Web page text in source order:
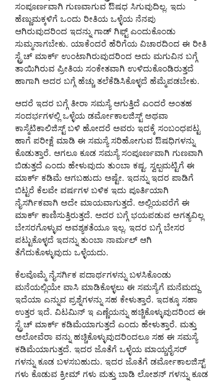
ಸಂಪೂರ್ಣವಾಗಿ ಗುಣವಾಗುವ ಔಷಧ ಸಿಗುವುದಿಲ್ಲ. ಇದು
ಹೆಣ್ಣುಮಕ್ಕಳಿಗೆ ಒಂದು ರೀತಿಯ ಒಳ್ಳೆಯ ನೆನಪು
ಆಗಿರುವುದರಿಂದ ಇದನ್ನು ಗಾಡ್ ಗಿಫ್ಟ್ ಎಂದುಕೊಂಡು
ಸುಮ್ಮನಾಗಬೇಕು. ಯಾಕೆಂದರೆ ಹೆರಿಗೆಯ ವಿಚಾರದಿಂದ ಈ ರೀತಿ
ಸ್ಟ್ರೆಚ್ ಮಾರ್ಕ್ ಉಂಟಾಗಿರುವುದರಿಂದ ಅದು ಮಗುವಿನ ಬಗ್ಗೆ
ತಾಯಿಗಿರುವ ಪ್ರೀತಿಯ ಸಂಕೇತವಾಗಿ ಉಳಿದುಕೊಂಡಿರುತ್ತದೆ
ಹಾಗಾಗಿ ಅದರ ಬಗ್ಗೆ ಹೆಚ್ಚು ತಲೆಕೆಡಿಸಿಕೊಳ್ಳದೆ ಹೆಮ್ಮೆಪಡಬೇಕು.
ಆದರೆ ಇದರ ಬಗ್ಗೆ ತೀರಾ ಸಮಸ್ಯೆ ಆಗುತ್ತಿದೆ ಎಂದರೆ ಅಂತಹ
ಸಂದರ್ಭಗಳಲ್ಲಿ ಒಳ್ಳೆಯ ಡರ್ಮೋಕಾಲಜಿಸ್ಟ್ ಅಥವಾ
ಕಾಸ್ಮೆಟಿಕಾಲಿಜಿಸ್ಟ್ ಬಳಿ ಹೋದರೆ ಅವರು ಇದಕ್ಕೆ ಸಂಬಂಧಪಟ್ಟ
ಹಾಗೆ ಪರೀಕ್ಷೆ ಮಾಡಿ ಈ ಸಮಸ್ಯೆ ಸರಿಹೋಗುವ ಔಷಧಿಗಳನ್ನು
ಕೊಡುತ್ತಾರೆ. ಆಗಲೂ ಕೂಡ ಸಮಸ್ಯೆ ಸಂಪೂರ್ಣವಾಗಿ ಗುಣವಾಗಿ
ಬಿಡುತ್ತದೆ ಎಂದು ಹೇಳುವುದು ತುಂಬಾ ಕಷ್ಟ. ಸ್ವಲ್ಪಮಟ್ಟಿಗೆ ಈ
ಮಾರ್ಕ್ ಕಡಿಮೆ ಆಗಬಹುದು ಅಷ್ಟೇ. ಇದನ್ನು ಇದರ ಪಾಡಿಗೆ
ಬಿಟ್ಟರೆ ಕೆಲವೇ ವರ್ಷಗಳ ಬಳಿಕ ಇದು ಪೂರ್ತಿಯಾಗಿ
ನೈಸರ್ಗಿಕವಾಗಿ ಅದೇ ಮಾಯವಾಗುತ್ತದೆ. ಅಲ್ಲಿಯವರೆಗೆ ಈ
ಮಾರ್ಕ್ ಕಾಣಿಸುತ್ತಿರುತ್ತದೆ. ಅದರ ಬಗ್ಗೆ ಭಯಪಡುವ ಅಗತ್ಯವಿಲ್ಲ
ಬೇಸರಗೊಳ್ಳುವ ಅವಶ್ಯಕತೆಯೂ ಇಲ್ಲ. ಇದರ ಬಗ್ಗೆ ಬೇಸರ
ಪಟ್ಟುಕೊಳ್ಳದೆ ಇದನ್ನು ತುಂಬಾ ನಾರ್ಮಲ್ ಆಗಿ
ತೆಗೆದುಕೊಳ್ಳುವುದು ಒಳ್ಳೆಯದು.
ಕೆಲವೊಮ್ಮೆ ನೈಸರ್ಗಿಕ ಪದಾರ್ಥಗಳನ್ನು ಬಳಸಿಕೊಂಡು
ಮನೆಯಲ್ಲಿಯೇ ವಾಸಿ ಮಾಡಿಕೊಳ್ಳಲು ಈ ಸಮಸ್ಯೆಗೆ ಮನೆಮದ್ದು
ಇದೆಯಾ ಎನ್ನುವ ಪ್ರಶ್ನೆಗಳನ್ನು ಸಹ ಕೇಳುತ್ತಾರೆ. ಇದಕ್ಕೂ ಸಹಾ
ಉತ್ತರ ಇದೆ. ವಿಟಮಿನ್ ಇ ಎಣ್ಣೆಯನ್ನು ಹಚ್ಚಿಕೊಳ್ಳುವುದರಿಂದ ಈ
ಸ್ಟ್ರೆಚ್ ಮಾರ್ಕ್ ಕಡಿಮೆಯಾಗುತ್ತದೆ ಎಂದು ಹೇಳುತ್ತಾರೆ. ಮತ್ತು
ಅಲೋವೆರಾ ವನ್ನು ಹಚ್ಚಿಕೊಳ್ಳುವುದರಿಂದಲೂ ಸಹ ಈ ಸಮಸ್ಯೆ
ಕಡಿಮೆಯಾಗುತ್ತದೆ. ಇದರ ಜೊತೆಗೆ ಒಳ್ಳೆಯ ಮಾಯ್ಚರೈಸರ್
ಗಳನ್ನು ಕೂಡ ಬಳಸಬಹುದು. ಇದರ ಜೊತೆಗೆ ಡರ್ಮೋಕಾಲಜಿಸ್ಟ್
ಗಳು ಕೊಡುವ ಕ್ರೀಮ್ ಗಳು ಮತ್ತು ಬಾಡಿ ಲೋಶನ್ ಗಳನ್ನು ಕೂಡ